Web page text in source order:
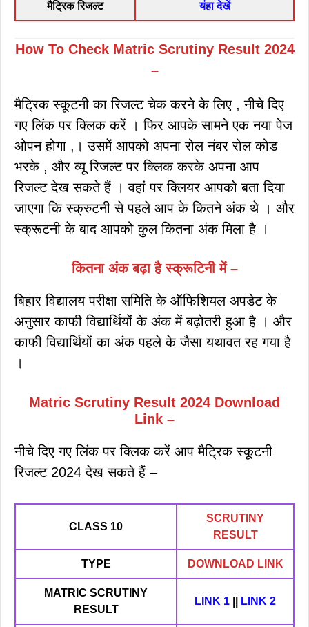
मैट्रिक रिजल्ट यंहा देखें
How To Check Matric Scrutiny Result 2024
–
मैट्रिक स्कूटनी का रिजल्ट चेक करने के लिए , नीचे दिए
गए लिंक पर क्लिक करें । फिर आपके सामने एक नया पेज
ओपन होगा ,। उसमें आपको अपना रोल नंबर रोल कोड
भरके , और व्यू रिजल्ट पर क्लिक करके अपना आप
रिजल्ट देख सकते हैं । वहां पर क्लियर आपको बता दिया
जाएगा कि स्क्रुटनी से पहले आप के कितने अंक थे । और
स्क्रूटनी के बाद आपको कुल कितना अंक मिला है ।
कितना अंक बढ़ा है स्क्रूटिनी में –
बिहार विद्यालय परीक्षा समिति के ऑफिशियल अपडेट के
अनुसार काफी विद्यार्थियों के अंक में बढ़ोतरी हुआ है । और
काफी विद्यार्थियों का अंक पहले के जैसा यथावत रह गया है
।
Matric Scrutiny Result 2024 Download
Link –
नीचे दिए गए लिंक पर क्लिक करें आप मैट्रिक स्कूटनी
रिजल्ट 2024 देख सकते हैं –
CLASS 10
SCRUTINY
RESULT
TYPE DOWNLOAD LINK
MATRIC SCRUTINY
RESULT
LINK 1 LINK 2